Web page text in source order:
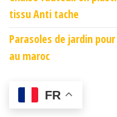
tissu Anti tache
Parasoles de jardin
au maroc
FR